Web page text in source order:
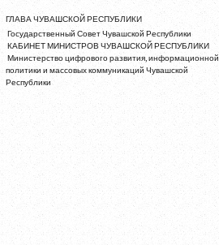
ГЛАВА ЧУВАШСКОЙ РЕСПУБЛИКИ
Государственный Совет Чувашской Республики
КАБИНЕТ МИНИСТРОВ ЧУВАШСКОЙ РЕСПУБЛИКИ
Министерство цифрового развития, информационной
политики и массовых коммуникаций Чувашской
Республики